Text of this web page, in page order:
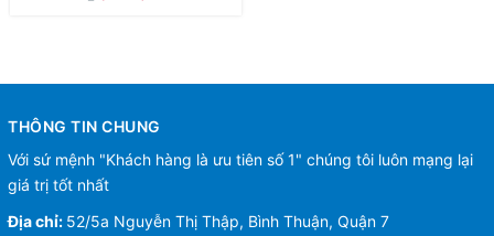
THÔNG TIN CHUNG
Với sứ mệnh "Khách hàng là ưu tiên số 1" chúng tôi luôn mạng lại
giá trị tốt nhất
Địa chỉ: 52/5a Nguyễn Thị Thập, Bình Thuận, Quận 7